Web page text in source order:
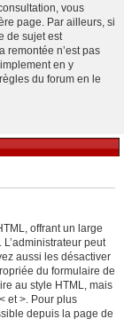
vous
page. Par ailleurs, si
de sujet est
remontée n’est pas
en y
du forum en le
offrant un large
peut
aussi les désactiver
du formulaire de
au style HTML, mais
et >. Pour plus
depuis la page de